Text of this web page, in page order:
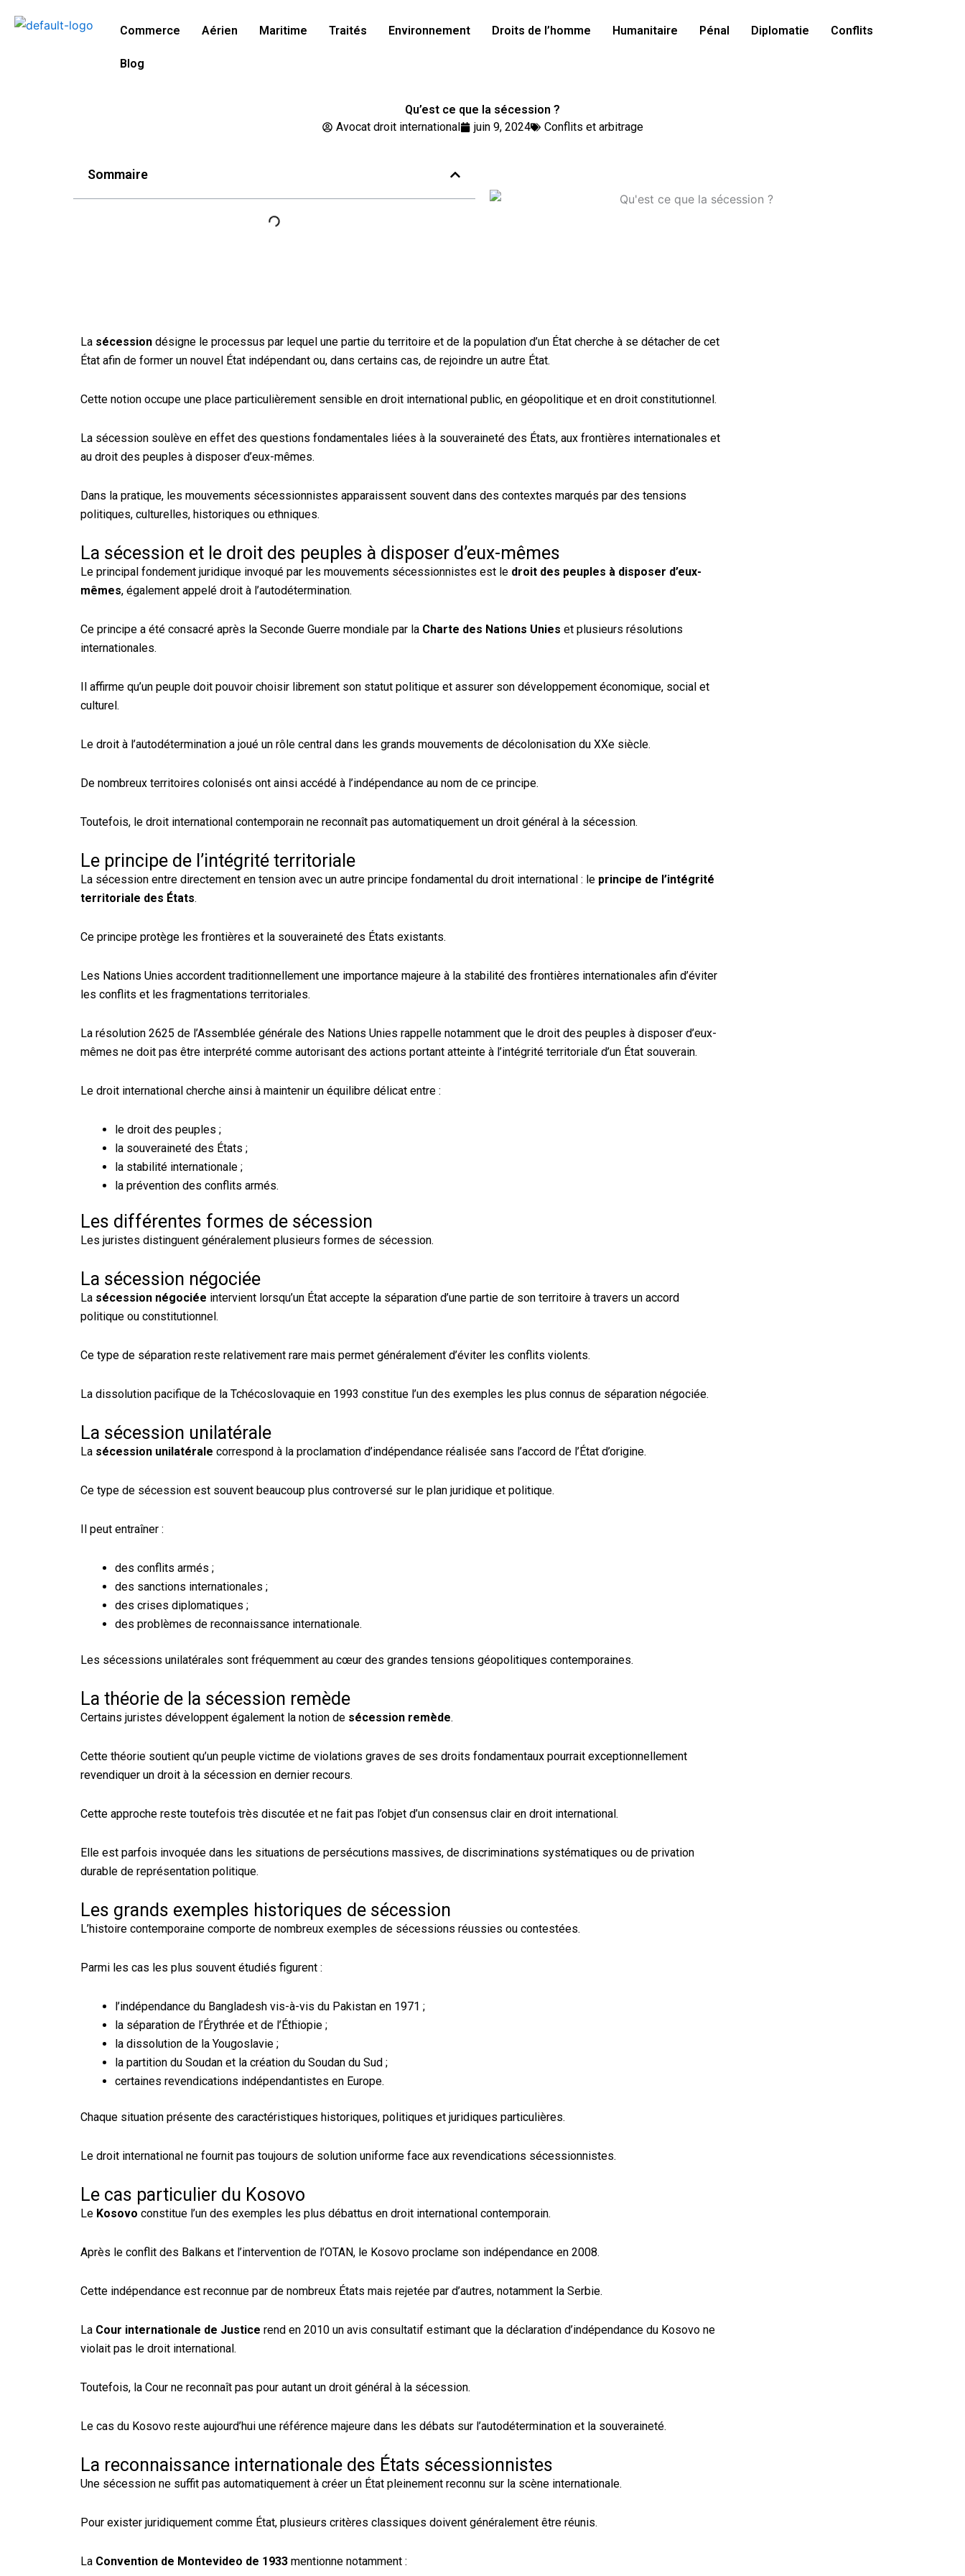
Commerce Aérien Maritime Traités Environnement Droits de l’homme Humanitaire Pénal Diplomatie Conflits
Blog
Qu’est ce que la sécession ?
Avocat droit international
juin 9, 2024 Conflits et arbitrage
Sommaire
La sécession désigne le processus par lequel une partie du territoire et de la population d’un État cherche à se détacher de cet
État afin de former un nouvel État indépendant ou, dans certains cas, de rejoindre un autre État.
Cette notion occupe une place particulièrement sensible en droit international public, en géopolitique et en droit constitutionnel.
La sécession soulève en effet des questions fondamentales liées à la souveraineté des États, aux frontières internationales et
au droit des peuples à disposer d’eux-mêmes.
Dans la pratique, les mouvements sécessionnistes apparaissent souvent dans des contextes marqués par des tensions
politiques, culturelles, historiques ou ethniques.
La sécession et le droit des peuples à disposer d’eux-mêmes
Le principal fondement juridique invoqué par les mouvements sécessionnistes est le droit des peuples à disposer d’eux-
mêmes, également appelé droit à l’autodétermination.
Ce principe a été consacré après la Seconde Guerre mondiale par la Charte des Nations Unies et plusieurs résolutions
internationales.
Il affirme qu’un peuple doit pouvoir choisir librement son statut politique et assurer son développement économique, social et
culturel.
Le droit à l’autodétermination a joué un rôle central dans les grands mouvements de décolonisation du XXe siècle.
De nombreux territoires colonisés ont ainsi accédé à l’indépendance au nom de ce principe.
Toutefois, le droit international contemporain ne reconnaît pas automatiquement un droit général à la sécession.
Le principe de l’intégrité territoriale
La sécession entre directement en tension avec un autre principe fondamental du droit international : le principe de l’intégrité
territoriale des États.
Ce principe protège les frontières et la souveraineté des États existants.
Les Nations Unies accordent traditionnellement une importance majeure à la stabilité des frontières internationales afin d’éviter
les conflits et les fragmentations territoriales.
La résolution 2625 de l’Assemblée générale des Nations Unies rappelle notamment que le droit des peuples à disposer d’eux-
mêmes ne doit pas être interprété comme autorisant des actions portant atteinte à l’intégrité territoriale d’un État souverain.
Le droit international cherche ainsi à maintenir un équilibre délicat entre :
le droit des peuples ;
la souveraineté des États ;
la stabilité internationale ;
la prévention des conflits armés.
Les différentes formes de sécession
Les juristes distinguent généralement plusieurs formes de sécession.
La sécession négociée
La sécession négociée intervient lorsqu’un État accepte la séparation d’une partie de son territoire à travers un accord
politique ou constitutionnel.
Ce type de séparation reste relativement rare mais permet généralement d’éviter les conflits violents.
La dissolution pacifique de la Tchécoslovaquie en 1993 constitue l’un des exemples les plus connus de séparation négociée.
La sécession unilatérale
La sécession unilatérale correspond à la proclamation d’indépendance réalisée sans l’accord de l’État d’origine.
Ce type de sécession est souvent beaucoup plus controversé sur le plan juridique et politique.
Il peut entraîner :
des conflits armés ;
des sanctions internationales ;
des crises diplomatiques ;
des problèmes de reconnaissance internationale.
Les sécessions unilatérales sont fréquemment au cœur des grandes tensions géopolitiques contemporaines.
La théorie de la sécession remède
Certains juristes développent également la notion de sécession remède.
Cette théorie soutient qu’un peuple victime de violations graves de ses droits fondamentaux pourrait exceptionnellement
revendiquer un droit à la sécession en dernier recours.
Cette approche reste toutefois très discutée et ne fait pas l’objet d’un consensus clair en droit international.
Elle est parfois invoquée dans les situations de persécutions massives, de discriminations systématiques ou de privation
durable de représentation politique.
Les grands exemples historiques de sécession
L’histoire contemporaine comporte de nombreux exemples de sécessions réussies ou contestées.
Parmi les cas les plus souvent étudiés figurent :
l’indépendance du Bangladesh vis-à-vis du Pakistan en 1971 ;
la séparation de l’Érythrée et de l’Éthiopie ;
la dissolution de la Yougoslavie ;
la partition du Soudan et la création du Soudan du Sud ;
certaines revendications indépendantistes en Europe.
Chaque situation présente des caractéristiques historiques, politiques et juridiques particulières.
Le droit international ne fournit pas toujours de solution uniforme face aux revendications sécessionnistes.
Le cas particulier du Kosovo
Le Kosovo constitue l’un des exemples les plus débattus en droit international contemporain.
Après le conflit des Balkans et l’intervention de l’OTAN, le Kosovo proclame son indépendance en 2008.
Cette indépendance est reconnue par de nombreux États mais rejetée par d’autres, notamment la Serbie.
La Cour internationale de Justice rend en 2010 un avis consultatif estimant que la déclaration d’indépendance du Kosovo ne
violait pas le droit international.
Toutefois, la Cour ne reconnaît pas pour autant un droit général à la sécession.
Le cas du Kosovo reste aujourd’hui une référence majeure dans les débats sur l’autodétermination et la souveraineté.
La reconnaissance internationale des États sécessionnistes
Une sécession ne suffit pas automatiquement à créer un État pleinement reconnu sur la scène internationale.
Pour exister juridiquement comme État, plusieurs critères classiques doivent généralement être réunis.
La Convention de Montevideo de 1933 mentionne notamment :